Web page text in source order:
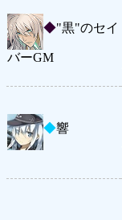
◆"黒"のセイ
バーGM
◆響